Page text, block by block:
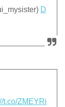
D
t.co/ZMEYRi